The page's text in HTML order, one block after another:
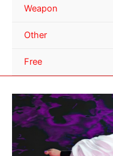
Weapon
Other
Free